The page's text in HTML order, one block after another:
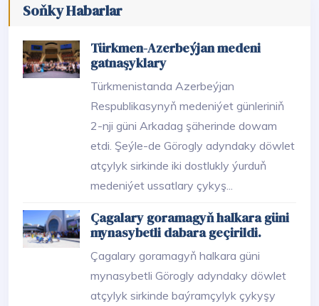
Soňky Habarlar
Türkmen-Azerbeýjan medeni
gatnaşyklary
Türkmenistanda Azerbeýjan
Respublikasynyň medeniýet günleriniň
2-nji güni Arkadag şäherinde dowam
etdi. Şeýle-de Görogly adyndaky döwlet
atçylyk sirkinde iki dostlukly ýurduň
medeniýet ussatlary çykyş...
Çagalary goramagyň halkara güni
mynasybetli dabara geçirildi.
Çagalary goramagyň halkara güni
mynasybetli Görogly adyndaky döwlet
atçylyk sirkinde baýramçylyk çykyşy